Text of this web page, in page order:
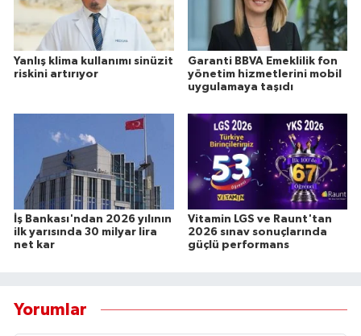
Yanlış klima kullanımı sinüzit
riskini artırıyor
Garanti BBVA Emeklilik fon
yönetim hizmetlerini mobil
uygulamaya taşıdı
İş Bankası'ndan 2026 yılının
ilk yarısında 30 milyar lira
net kar
Vitamin LGS ve Raunt'tan
2026 sınav sonuçlarında
güçlü performans
Yorumlar